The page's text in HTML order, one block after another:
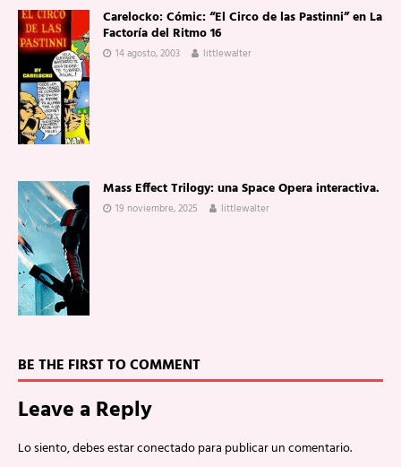
Carelocko: Cómic: “El Circo de las Pastinni” en La
Factoría del Ritmo 16
14 agosto, 2003 littlewalter
Mass Effect Trilogy: una Space Opera interactiva.
19 noviembre, 2025 littlewalter
BE THE FIRST TO COMMENT
Leave a Reply
Lo siento, debes estarconectadopara publicar un comentario.